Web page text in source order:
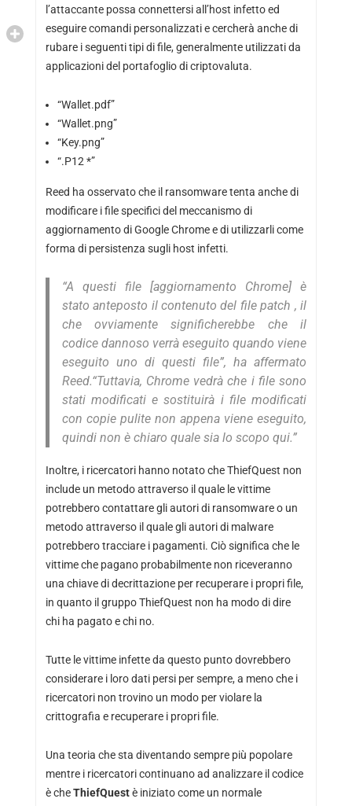
l’attaccante possa connettersi all’host infetto ed
eseguire comandi personalizzati e cercherà anche di
rubare i seguenti tipi di file, generalmente utilizzati da
applicazioni del portafoglio di criptovaluta.
“Wallet.pdf”
“Wallet.png”
“Key.png”
“.P12 *”
Reed ha osservato che il ransomware tenta anche di
modificare i file specifici del meccanismo di
aggiornamento di Google Chrome e di utilizzarli come
forma di persistenza sugli host infetti.
“A questi file [aggiornamento Chrome] è
stato anteposto il contenuto del file patch , il
che ovviamente significherebbe che il
codice dannoso verrà eseguito quando viene
eseguito uno di questi file”,ha affermato
Reed.“Tuttavia, Chrome vedrà che i file sono
stati modificati e sostituirà i file modificati
con copie pulite non appena viene eseguito,
quindi non è chiaro quale sia lo scopo qui.”
Inoltre, i ricercatori hanno notato che ThiefQuest non
include un metodo attraverso il quale le vittime
potrebbero contattare gli autori di ransomware o un
metodo attraverso il quale gli autori di malware
potrebbero tracciare i pagamenti. Ciò significa che le
vittime che pagano probabilmente non riceveranno
una chiave di decrittazione per recuperare i propri file,
in quanto il gruppo ThiefQuest non ha modo di dire
chi ha pagato e chi no.
Tutte le vittime infette da questo punto dovrebbero
considerare i loro dati persi per sempre, a meno che i
ricercatori non trovino un modo per violare la
crittografia e recuperare i propri file.
Una teoria che sta diventando sempre più popolare
mentre i ricercatori continuano ad analizzare il codice
è cheThiefQuestè iniziato come un normale